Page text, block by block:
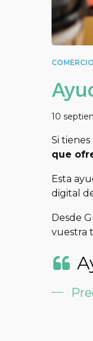
10
Si
que
Esta
digital
Desde
vuestra